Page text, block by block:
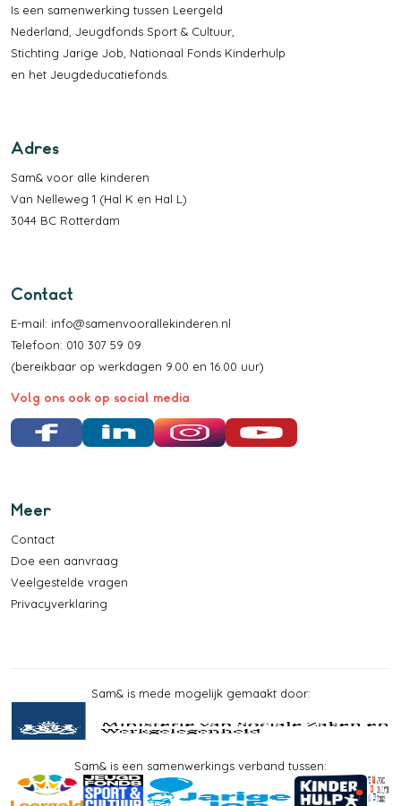
Is een samenwerking tussen Leergeld
Nederland Jeugdfonds Sport & Cultuur
Stichting Jarige Job Nationaal Fonds Kinderhulp
en het Jeugdeducatiefonds
Adres
Sam& voor alle kinderen
Van Nelleweg 1 (Hal K en Hal L)
3044 BC Rotterdam
Contact
E-mail: info@samenvoorallekinderen.nl
Telefoon: 010 307 59 09
(bereikbaar op werkdagen 9.00 en 16.00 uur)
Volg ons ook op social media
Facebook LinkedIn Instagram YouTube
Meer
Contact
Doe een aanvraag
Veelgestelde vragen
Privacyverklaring
Sam& is mede mogelijk gemaakt door:
Sam& is een samenwerkings verband tussen: